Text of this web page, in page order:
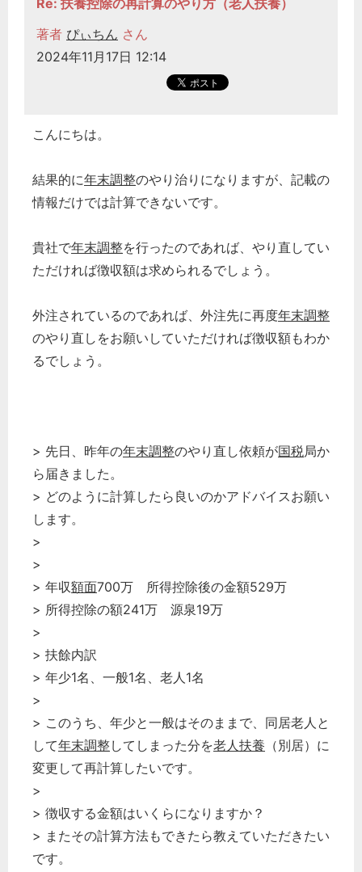
Re: 扶養控除の再計算のやり方（老人扶養）
著者 ぴぃちん さん
2024年11月17日 12:14
こんにちは。
結果的に年末調整のやり治りになりますが、記載の
情報だけでは計算できないです。
貴社で年末調整を行ったのであれば、やり直してい
ただければ徴収額は求められるでしょう。
外注されているのであれば、外注先に再度年末調整
のやり直しをお願いしていただければ徴収額もわか
るでしょう。
> 先日、昨年の年末調整のやり直し依頼が国税局か
ら届きました。
> どのように計算したら良いのかアドバイスお願い
します。
>
>
> 年収額面700万 所得控除後の金額529万
> 所得控除の額241万 源泉19万
>
> 扶餘内訳
> 年少1名、一般1名、老人1名
>
> このうち、年少と一般はそのままで、同居老人と
して年末調整してしまった分を老人扶養 （別居）に
変更して再計算したいです。
>
> 徴収する金額はいくらになりますか？
> またその計算方法もできたら教えていただきたい
です。
どのカテゴリーに投稿しますか？
選択してください
労務管理
税務経理
企業法務
総務の給湯室